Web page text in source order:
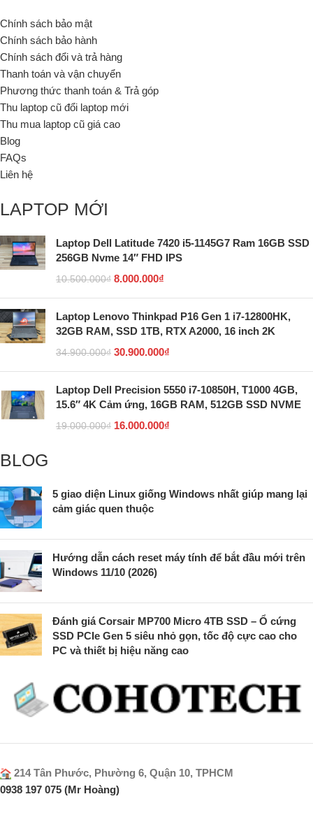
Chính sách bảo mật
Chính sách bảo hành
Chính sách đổi và trả hàng
Thanh toán và vận chuyển
Phương thức thanh toán & Trả góp
Thu laptop cũ đổi laptop mới
Thu mua laptop cũ giá cao
Blog
FAQs
Liên hệ
LAPTOP MỚI
Laptop Dell Latitude 7420 i5-1145G7 Ram 16GB SSD
256GB Nvme 14″ FHD IPS
10.500.000₫ 8.000.000₫
Laptop Lenovo Thinkpad P16 Gen 1 i7-12800HK,
32GB RAM, SSD 1TB, RTX A2000, 16 inch 2K
34.900.000₫ 30.900.000₫
Laptop Dell Precision 5550 i7-10850H, T1000 4GB,
15.6″ 4K Cảm ứng, 16GB RAM, 512GB SSD NVME
19.000.000₫ 16.000.000₫
BLOG
5 giao diện Linux giống Windows nhất giúp mang lại
cảm giác quen thuộc
Hướng dẫn cách reset máy tính để bắt đầu mới trên
Windows 11/10 (2026)
Đánh giá Corsair MP700 Micro 4TB SSD – Ổ cứng
SSD PCIe Gen 5 siêu nhỏ gọn, tốc độ cực cao cho
PC và thiết bị hiệu năng cao
214 Tân Phước, Phường 6, Quận 10, TPHCM
0938 197 075 (Mr Hoàng)